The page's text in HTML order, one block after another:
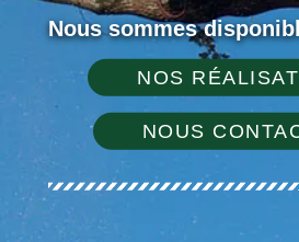
Nous sommes
NOS
NOUS